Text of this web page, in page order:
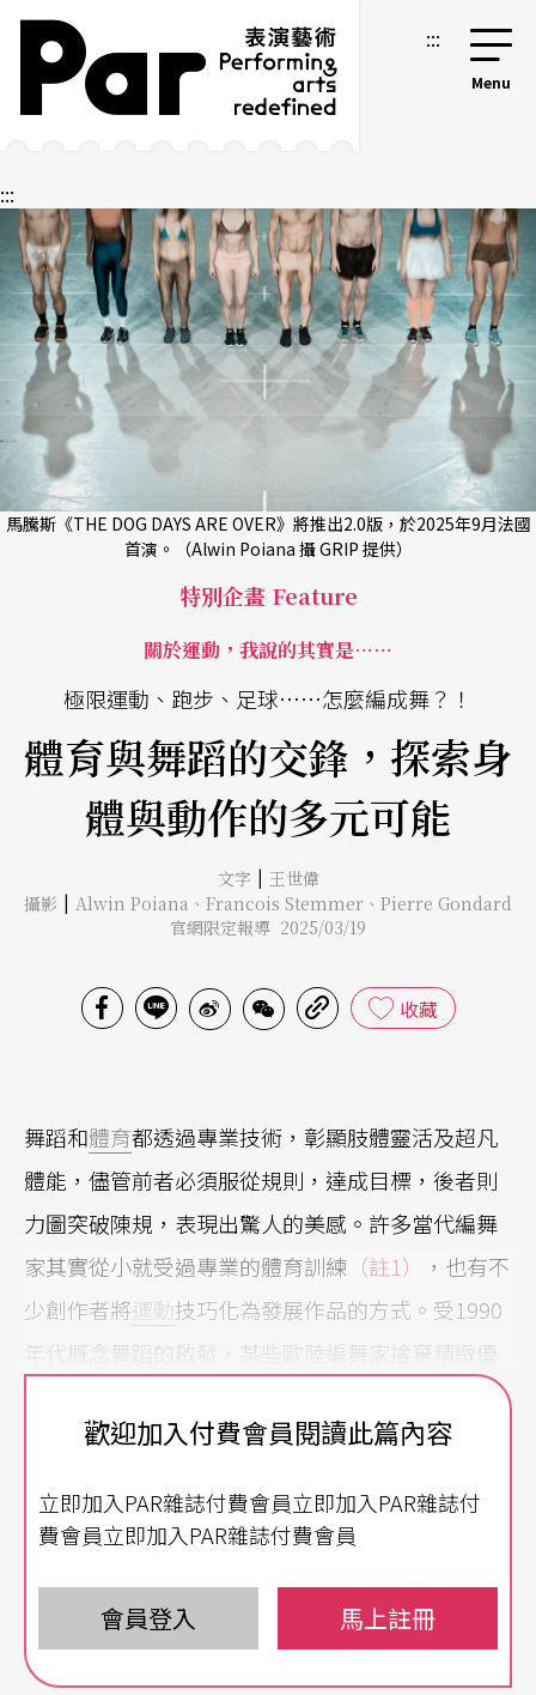
跳到主要內容區塊
網站導覽 :::
:::
馬騰斯《THE DOG DAYS ARE OVER》將推出2.0版，於2025年9月法國
首演。（Alwin Poiana 攝 GRIP 提供）
特別企畫 Feature
關於運動，我說的其實是……
極限運動、跑步、足球……怎麼編成舞？！
體育與舞蹈的交鋒，探索身
體與動作的多元可能
文字 | 王世偉
攝影 | Alwin Poiana 、 Francois Stemmer 、 Pierre Gondard
官網限定報導 2025/03/19
收藏
舞蹈和體育都透過專業技術，彰顯肢體靈活及超凡
體能，儘管前者必須服從規則，達成目標，後者則
力圖突破陳規，表現出驚人的美感。許多當代編舞
家其實從小就受過專業的體育訓練 （註1）
，也有不
少創作者將運動技巧化為發展作品的方式。受1990
年代概念舞蹈的啟發，某些歐陸編舞家捨棄精緻優
美的舞蹈體態，反而從體育運動出發，探索動作的
本質。這些作品挑戰舞者體力、突顯跨界創新、鞏
面向與無限可能。
堅持不懈的體能試煉
法國編舞家杜伯（Olivier Dubois）的《占兆》（Au
歡迎加入付費會員閱讀此篇內容
立即加入PAR雜誌付費會員立即加入PAR雜誌付
費會員立即加入PAR雜誌付費會員
會員登入 馬上註冊